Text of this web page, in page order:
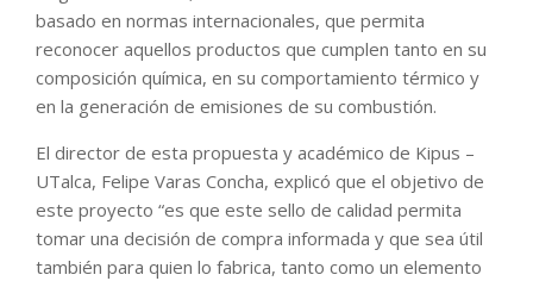
basado en normas internacionales, que permita
reconocer aquellos productos que cumplen tanto en su
composición química, en su comportamiento térmico y
en la generación de emisiones de su combustión.
El director de esta propuesta y académico de Kipus –
UTalca, Felipe Varas Concha, explicó que el objetivo de
este proyecto “es que este sello de calidad permita
tomar una decisión de compra informada y que sea útil
también para quien lo fabrica, tanto como un elemento